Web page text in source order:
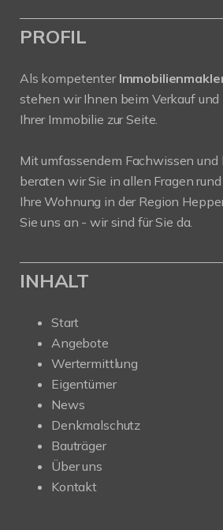
PROFIL
Als kompetenter
stehen wir Ihnen beim Verkauf und
Ihrer Immobilie zur Seite.
Mit umfassendem Fachwissen und
beraten wir Sie in allen Fragen
Ihre Wohnung in der Region
Sie uns an - wir sind für Sie da.
INHALT
Start
Angebote
Wertermittlung
Eigentümer
News
Denkmalschutz
Bauträger
Über uns
Kontakt